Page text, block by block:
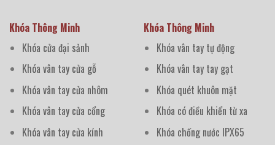
Khóa Thông Minh
Khóa cửa đại sảnh
Khóa vân tay cửa gỗ
Khóa vân tay cửa nhôm
Khóa vân tay cửa cổng
Khóa vân tay cửa kính
Khóa Thông Minh
Khóa vân tay tự động
Khóa vân tay tay gạt
Khóa quét khuôn mặt
Khóa có điều khiển từ xa
Khóa chống nước IPX65